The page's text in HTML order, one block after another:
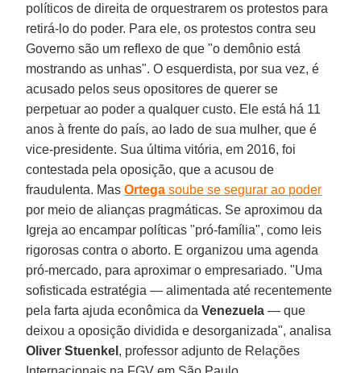
políticos de direita de orquestrarem os protestos para
retirá-lo do poder. Para ele, os protestos contra seu
Governo são um reflexo de que "o demônio está
mostrando as unhas". O esquerdista, por sua vez, é
acusado pelos seus opositores de querer se
perpetuar ao poder a qualquer custo. Ele está há 11
anos à frente do país, ao lado de sua mulher, que é
vice-presidente. Sua última vitória, em 2016, foi
contestada pela oposição, que a acusou de
fraudulenta. MasOrtega soube se segurar ao poder
por meio de alianças pragmáticas. Se aproximou da
Igreja ao encampar políticas "pró-família", como leis
rigorosas contra o aborto. E organizou uma agenda
pró-mercado, para aproximar o empresariado. "Uma
sofisticada estratégia — alimentada até recentemente
pela farta ajuda econômica daVenezuela — que
deixou a oposição dividida e desorganizada", analisa
Oliver Stuenkel , professor adjunto de Relações